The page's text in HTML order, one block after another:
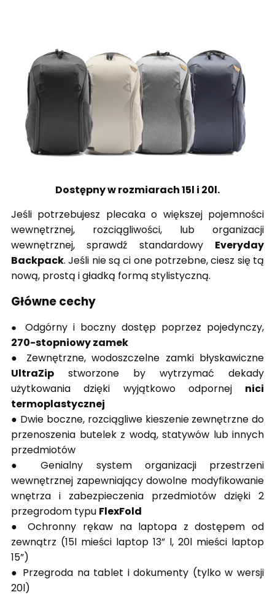
Dostępny w rozmiarach 15l i 20l.
Jeśli potrzebujesz plecaka o większej pojemności
wewnętrznej, rozciągliwości, lub organizacji
wewnętrznej, sprawdź standardowy Everyday
Backpack. Jeśli nie są ci one potrzebne, ciesz się tą
nową, prostą i gładką formą stylistyczną.
Główne cechy
● Odgórny i boczny dostęp poprzez pojedynczy,
270-stopniowy zamek
● Zewnętrzne, wodoszczelne zamki błyskawiczne
UltraZip stworzone by wytrzymać dekady
użytkowania dzięki wyjątkowo odpornej nici
termoplastycznej
● Dwie boczne, rozciągliwe kieszenie zewnętrzne do
przenoszenia butelek z wodą, statywów lub innych
przedmiotów
● Genialny system organizacji przestrzeni
wewnętrznej zapewniający dowolne modyfikowanie
wnętrza i zabezpieczenia przedmiotów dzięki 2
przegrodom typu FlexFold
● Ochronny rękaw na laptopa z dostępem od
zewnątrz (15l mieści laptop 13” l, 20l mieści laptop
15”)
● Przegroda na tablet i dokumenty (tylko w wersji
20l)